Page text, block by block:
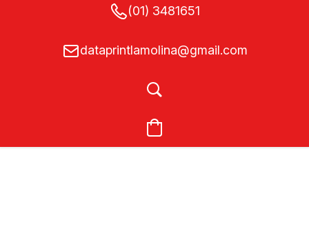
(01) 3481651
dataprintlamolina@gmail.com